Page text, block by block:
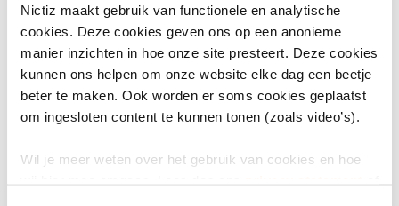
Nictiz maakt gebruik van functionele en analytische
cookies. Deze cookies geven ons op een anonieme
manier inzichten in hoe onze site presteert. Deze cookies
kunnen ons helpen om onze website elke dag een beetje
beter te maken. Ook worden er soms cookies geplaatst
om ingesloten content te kunnen tonen (zoals video’s).
Wil je meer weten over het gebruik van cookies en hoe
Status
Uitgefaseerd
Datum release
1 oktober 2015 Vastgesteld